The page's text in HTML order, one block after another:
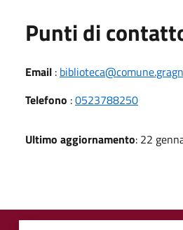
Punti di
Email :
Telefono :0523788250
Ultimo aggiornamento: 22